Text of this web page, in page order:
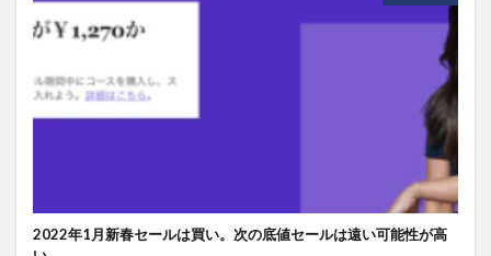
2022年1月新春セールは買い。次の底値セールは遠い可能性が高